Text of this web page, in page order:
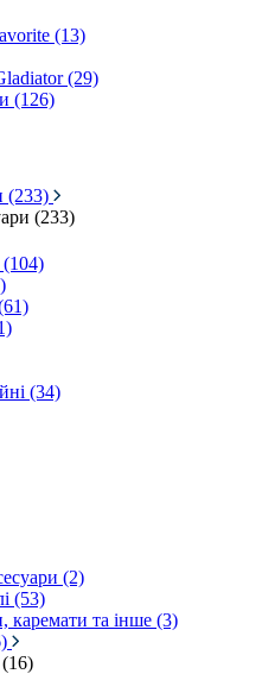
(13)
(29)
(126)
(233)
(233)
(104)
(34)
(2)
(53)
каремати та інше (3)
(16)